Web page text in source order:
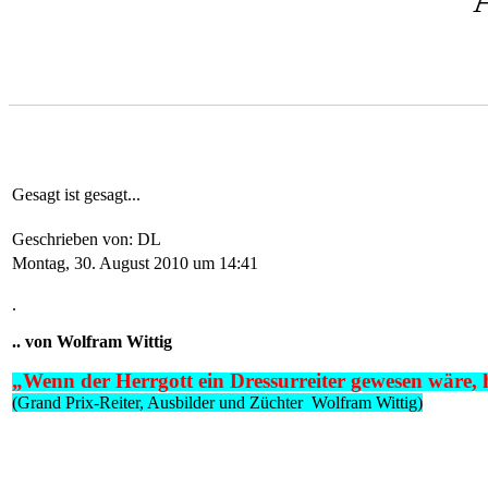
Gesagt ist gesagt...
Geschrieben von: DL
Montag, 30. August 2010 um 14:41
.
.. von Wolfram Wittig
„Wenn der Herrgott ein Dressurreiter gewesen
(Grand Prix-Reiter, Ausbilder und Züchter Wolfram Wittig)